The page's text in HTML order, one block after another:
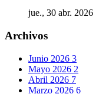
jue., 30 abr. 2026
Archivos
Junio 2026 3
Mayo 2026 2
Abril 2026 7
Marzo 2026 6